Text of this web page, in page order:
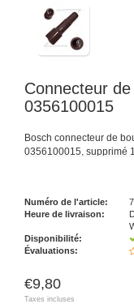
Connecteur
0356100015
Bosch connecteur de
0356100015, supprimé
Numéro de l'article:
Heure de livraison:
Disponibilité:
Évaluations:
€9,80
Taxes incluses